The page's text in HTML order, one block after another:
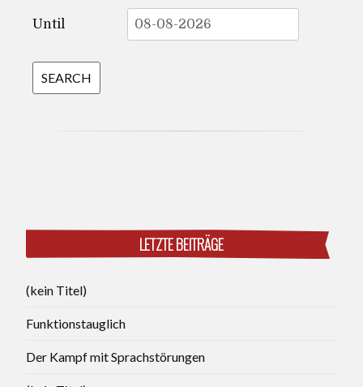
Until
LETZTE BEITRÄGE
(kein Titel)
Funktionstauglich
Der Kampf mit Sprachstörungen